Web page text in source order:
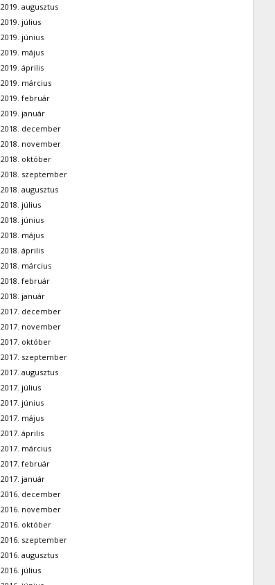
2019. augusztus
2019. július
2019. június
2019. május
2019. április
2019. március
2019. február
2019. január
2018. december
2018. november
2018. október
2018. szeptember
2018. augusztus
2018. július
2018. június
2018. május
2018. április
2018. március
2018. február
2018. január
2017. december
2017. november
2017. október
2017. szeptember
2017. augusztus
2017. július
2017. június
2017. május
2017. április
2017. március
2017. február
2017. január
2016. december
2016. november
2016. október
2016. szeptember
2016. augusztus
2016. július